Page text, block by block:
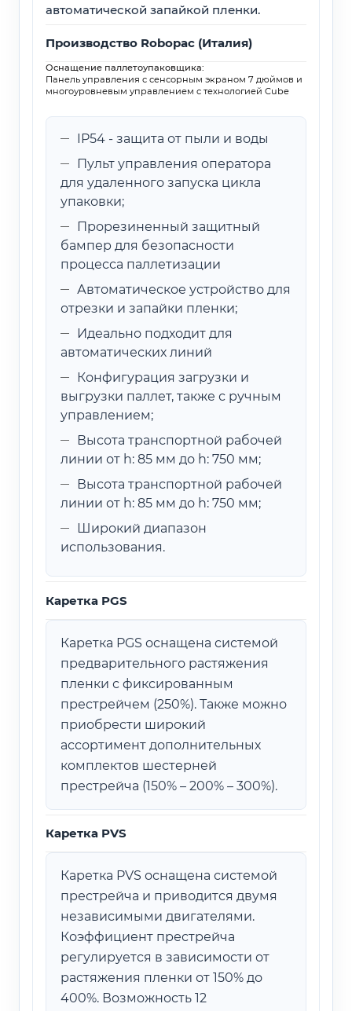
автоматической запайкой пленки.
Производство Robopac (Италия)
Оснащение паллетоупаковщика:
Панель управления с сенсорным экраном 7 дюймов и
многоуровневым управлением с технологией Cube
IP54 - защита от пыли и воды
Пульт управления оператора
для удаленного запуска цикла
упаковки;
Прорезиненный защитный
бампер для безопасности
процесса паллетизации
Автоматическое устройство для
отрезки и запайки пленки;
Идеально подходит для
автоматических линий
Конфигурация загрузки и
выгрузки паллет, также с ручным
управлением;
Высота транспортной рабочей
линии от h: 85 мм до h: 750 мм;
Высота транспортной рабочей
линии от h: 85 мм до h: 750 мм;
Широкий диапазон
использования.
Каретка PGS
Каретка PGS оснащена системой
предварительного растяжения
пленки с фиксированным
престрейчем (250%). Также можно
приобрести широкий
ассортимент дополнительных
комплектов шестерней
престрейча (150% – 200% – 300%).
Каретка PVS
Каретка PVS оснащена системой
престрейча и приводится двумя
независимыми двигателями.
Коэффициент престрейча
регулируется в зависимости от
растяжения пленки от 150% до
400%. Возможность 12